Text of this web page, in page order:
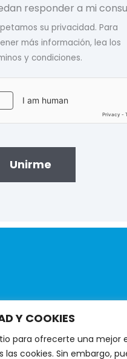
Y COOKIES
para ofrecerte una mejor
cookies. Sin embargo,
responder a mi
su privacidad. Para
más información, lea los
y condiciones.
Unirme